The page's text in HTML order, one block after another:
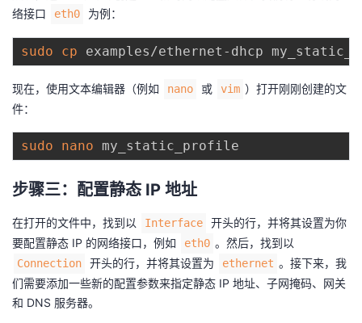
络接口
eth0 为例：
sudo cp
现在，使用文本编辑器（例如 nano 或 vim ）打开刚刚创建的文
件：
sudo nano
步骤三：配置静态 IP 地址
在打开的文件中，找到以 Interface
开头的行，并将其设置为你
要配置静态 IP 的网络接口，例如
eth0 。然后，找到以
Connection 开头的行，并将其设置为 ethernet 。接下来，我
们需要添加一些新的配置参数来指定静态 IP 地址、子网掩码、网关
和 DNS 服务器。